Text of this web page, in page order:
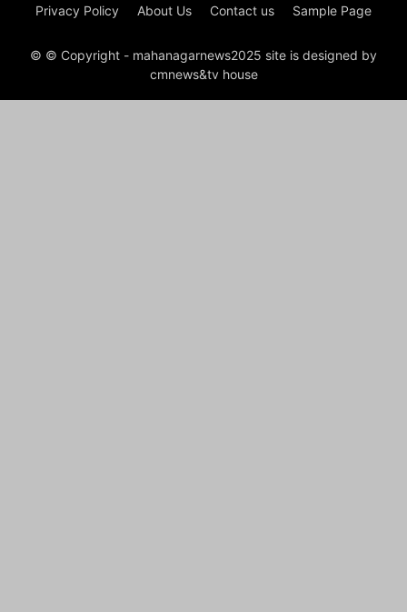
Privacy Policy About Us Contact us Sample Page
© © Copyright - mahanagarnews2025 site is designed by
cmnews&tv house